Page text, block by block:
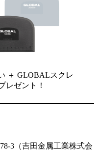
＋ GLOBALスクレ
レゼント！
3（吉田金属工業株式会